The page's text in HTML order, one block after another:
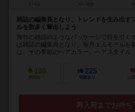
雑誌の編集長となり、トレンドを生み出す
ルを数多く輩出しよう
海外の雑誌のようなパッケージで目を引く
は雑誌の編集長となり、毎月１人モデルを
は、その季節のヘアカラー、ヘアスタイル
169
興味あり
225
経験あり お
再入荷までお待ち